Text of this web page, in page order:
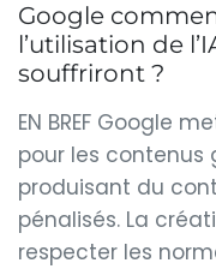
Google
l’utilisation de
souffriront ?
EN BREF Google
pour les contenus
produisant du
pénalisés. La
respecter les